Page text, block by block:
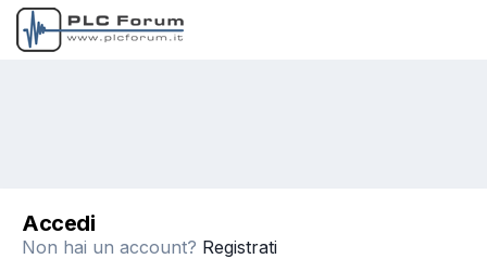
Accedi
Non hai un account? Registrati